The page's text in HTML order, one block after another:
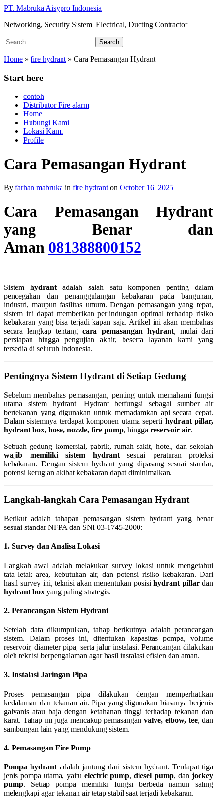
Skip
main
PT. Mabruka Aisypro Indonesia
Networking, Security Sistem, Electrical, Ducting Contractor
Search
for:
Search
Home » fire hydrant » Cara Pemasangan Hydrant
Start here
contoh
Distributor Fire alarm
Home
Hubungi Kami
Lokasi Kami
Profile
Cara Pemasangan Hydrant
By farhan mabruka in fire hydrant on October 16, 2025
Cara Pemasangan Hydrant
yang Benar dan
Aman 081388800152
Sistemhydrant adalah salah satu komponen penting dalam
pencegahan dan penanggulangan kebakaran pada bangunan,
industri, maupun fasilitas umum. Dengan pemasangan yang tepat,
sistem ini dapat memberikan perlindungan optimal terhadap risiko
kebakaran yang bisa terjadi kapan saja. Artikel ini akan membahas
secara lengkap tentangcara pemasangan hydrant, mulai dari
persiapan hingga pengujian akhir, beserta layanan kami yang
tersedia di seluruh Indonesia.
Pentingnya Sistem Hydrant di Setiap Gedung
Sebelum membahas pemasangan, penting untuk memahami fungsi
utama sistem hydrant. Hydrant berfungsi sebagai sumber air
bertekanan yang digunakan untuk memadamkan api secara cepat.
Dalam sistemnya terdapat komponen utama seperti hydrant pillar,
hydrant box, hose, nozzle, fire pump, hingga reservoir air.
Sebuah gedung komersial, pabrik, rumah sakit, hotel, dan sekolah
wajib memiliki sistem hydrantsesuai peraturan proteksi
kebakaran. Dengan sistem hydrant yang dipasang sesuai standar,
potensi kerugian akibat kebakaran dapat diminimalkan.
Langkah-langkah Cara Pemasangan Hydrant
Berikut adalah tahapan pemasangan sistem hydrant yang benar
sesuai standar NFPA dan SNI 03-1745-2000:
1. Survey dan Analisa Lokasi
Langkah awal adalah melakukan survey lokasi untuk mengetahui
tata letak area, kebutuhan air, dan potensi risiko kebakaran. Dari
hasil survey ini, teknisi akan menentukan posisihydrant pillar dan
hydrant box yang paling strategis.
2. Perancangan Sistem Hydrant
Setelah data dikumpulkan, tahap berikutnya adalah perancangan
sistem. Dalam proses ini, ditentukan kapasitas pompa, volume
reservoir, diameter pipa, serta jalur instalasi. Perancangan dilakukan
oleh teknisi berpengalaman agar hasil instalasi efisien dan aman.
3. Instalasi Jaringan Pipa
Proses pemasangan pipa dilakukan dengan memperhatikan
kedalaman dan tekanan air. Pipa yang digunakan biasanya berjenis
galvanis atau baja dengan ketahanan tinggi terhadap tekanan dan
karat. Tahap ini juga mencakup pemasanganvalve, elbow, tee, dan
sambungan lain yang mendukung sistem.
4. Pemasangan Fire Pump
Pompa hydrant adalah jantung dari sistem hydrant. Terdapat tiga
jenis pompa utama, yaitu electric pump,diesel pump, danjockey
pump. Setiap pompa memiliki fungsi berbeda namun saling
melengkapi agar tekanan air tetap stabil saat terjadi kebakaran.